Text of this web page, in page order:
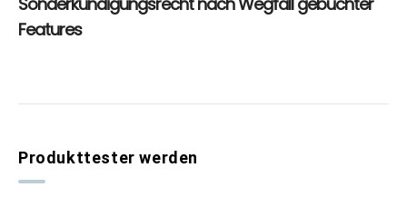
Produkttester werden